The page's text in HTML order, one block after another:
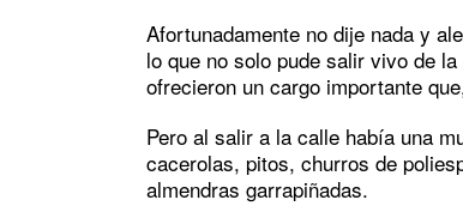
Afortunadamente no dije nada y
lo que no solo pude salir vivo de
ofrecieron un cargo importante
Pero al salir a la calle había una
cacerolas, pitos, churros de
almendras garrapiñadas.